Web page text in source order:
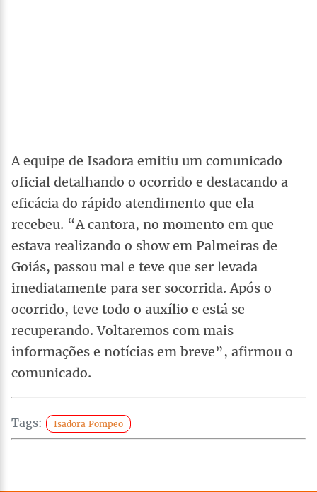
A equipe de Isadora emitiu um comunicado
oficial detalhando o ocorrido e destacando a
eficácia do rápido atendimento que ela
recebeu. “A cantora, no momento em que
estava realizando o show em Palmeiras de
Goiás, passou mal e teve que ser levada
imediatamente para ser socorrida. Após o
ocorrido, teve todo o auxílio e está se
recuperando. Voltaremos com mais
informações e notícias em breve”, afirmou o
comunicado.
Tags: Isadora Pompeo